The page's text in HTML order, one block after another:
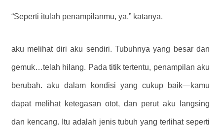
“Seperti itulah penampilanmu, ya,” katanya.
aku melihat diri aku sendiri. Tubuhnya yang besar dan
gemuk…telah hilang. Pada titik tertentu, penampilan aku
berubah. aku dalam kondisi yang cukup baik—kamu
dapat melihat ketegasan otot, dan perut aku langsing
dan kencang. Itu adalah jenis tubuh yang terlihat seperti